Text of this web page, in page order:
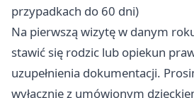
przypadkach do 60 dni)
Na pierwszą wizytę w danym
stawić się rodzic lub opiekun
uzupełnienia dokumentacji.
wyłącznie z umówionym